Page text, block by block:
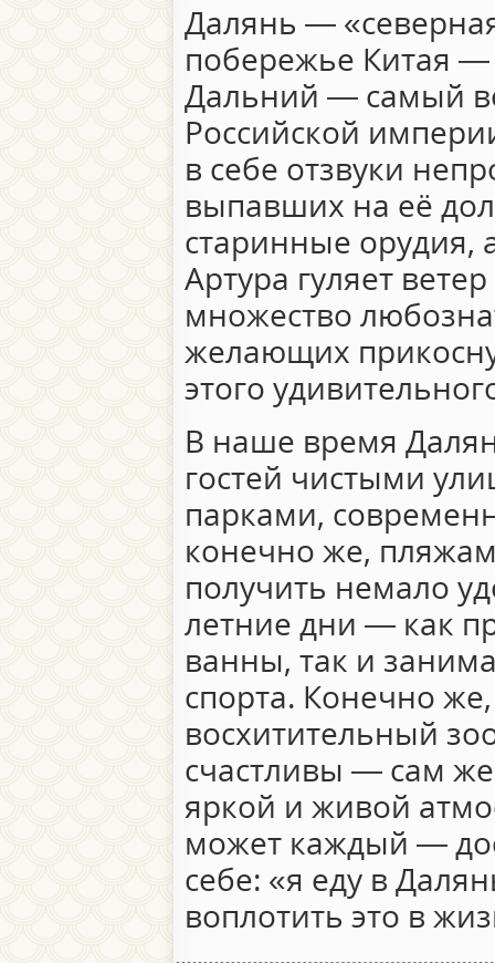
Далянь —
побережье Китая
Дальний — самый
Российской
в себе отзвуки
выпавших на её
старинные орудия,
Артура гуляет
множество
желающих
этого
В наше время
гостей чистыми
парками,
конечно же,
получить немало
летние дни — как
ванны, так и
спорта. Конечно
восхитительный
счастливы — сам
яркой и живой
может каждый —
себе: «я еду в
воплотить это в